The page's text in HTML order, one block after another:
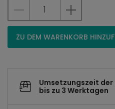
ZU DEM WARENKORB
Umsetzungszeit der
bis zu 3 Werktagen